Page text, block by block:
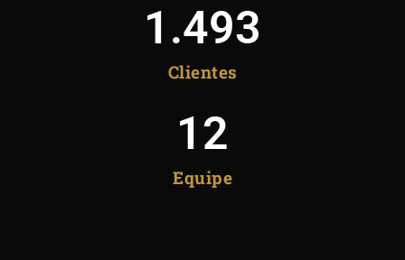
Clientes
1.493
Equipe
12